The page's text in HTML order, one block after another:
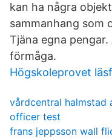
kan ha några
sammanhang som
Tjäna egna
förmåga.
Högskoleprovet
vårdcentral halmstad
officer test
frans jeppsson wall